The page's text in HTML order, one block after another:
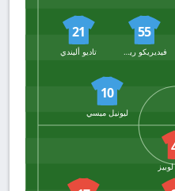
55
21
تاديو أليندي
10
ليونيل ميسي